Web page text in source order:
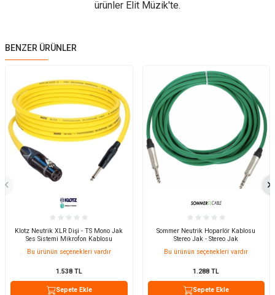
ürünler Elit Müzik'te.
BENZER ÜRÜNLER
Klotz Neutrik XLR Dişi - TS Mono Jak
Ses Sistemi Mikrofon Kablosu
Bu ürünün seçenekleri vardır
1.538TL
Sepete Ekle
Sommer Neutrik Hoparlör Kablosu
Stereo Jak - Stereo Jak
Bu ürünün seçenekleri vardır
1.288 TL
Sepete Ekle